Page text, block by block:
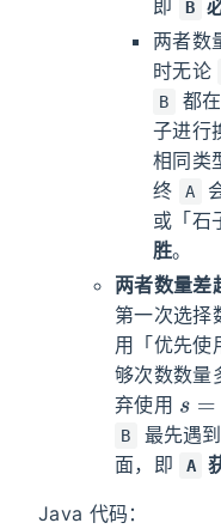
即
B
两者数
时无论
B 都
子进行
相同类
终
A
或「石
胜。
两者数量差
第一次选择
用「优先使
够次数数量
弃使用 s=0
B 最先遇
面，即
A
Java 代码：